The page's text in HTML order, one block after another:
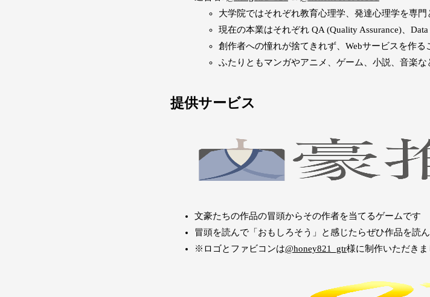
大学院ではそれぞれ教育心理学、発達心理学を専門
現在の本業はそれぞれ QA (Quality Assurance)、
創作者への憧れが捨てきれず、Webサービスを作る
ふたりともマンガやアニメ、ゲーム、小説、音楽な
提供サービス
文豪たちの作品の冒頭からその作者を当てるゲームです
冒頭を読んで「おもしろそう」と感じたらぜひ作品を読
※ロゴとファビコンは@honey821_gtr様に制作いただきま